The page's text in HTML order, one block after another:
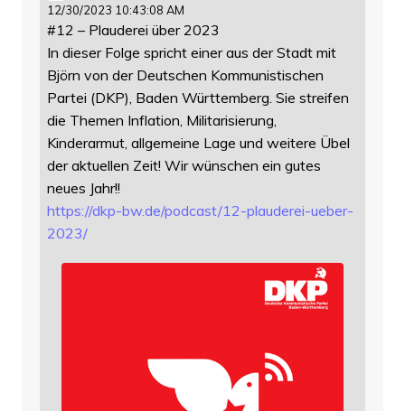
12/30/2023 10:43:08 AM
#12 – Plauderei über 2023
In dieser Folge spricht einer aus der Stadt mit
Björn von der Deutschen Kommunistischen
Partei (DKP), Baden Württemberg. Sie streifen
die Themen Inflation, Militarisierung,
Kinderarmut, allgemeine Lage und weitere Übel
der aktuellen Zeit! Wir wünschen ein gutes
neues Jahr!!
https://dkp-bw.de/podcast/12-plauderei-ueber-
2023/